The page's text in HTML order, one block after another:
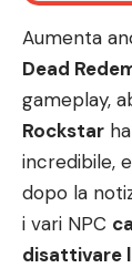
Aumenta
Dead
gameplay,
Rockstar
incredibile,
dopo la
i vari NPC
disattivare